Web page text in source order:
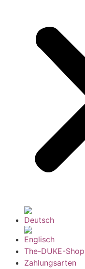
The-DUKE-Shop
Zahlungsarten